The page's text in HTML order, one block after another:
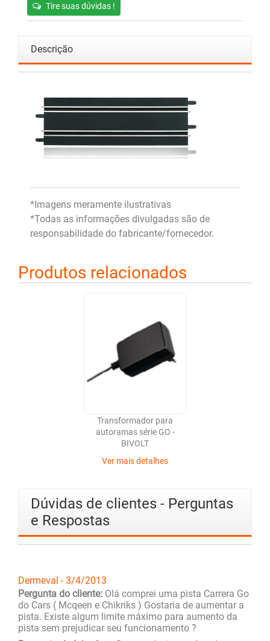
Tire suas dúvidas !
Descrição
*Imagens meramente ilustrativas
*Todas as informações divulgadas são de
responsabilidade do fabricante/fornecedor.
Produtos relacionados
Transformador para
autoramas série GO -
BIVOLT
Ver mais detalhes
Dúvidas de clientes - Perguntas
e Respostas
Dermeval - 3/4/2013
Pergunta do cliente: Olá comprei uma pista Carrera Go
do Cars ( Mcqeen e Chikriks ) Gostaria de aumentar a
pista. Existe algum limite máximo para aumento da
pista sem prejudicar seu funcionamento ?